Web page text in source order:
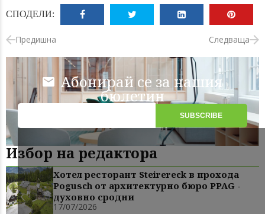
СПОДЕЛИ:
Предишна Следваща
Абонирай се за нашия
бюлетин
Избор на редактора
Хотел ресторант Steirereck в прохода
Pogusch от архитектурно бюро PPAG -
духовно сродни
17/07/2026